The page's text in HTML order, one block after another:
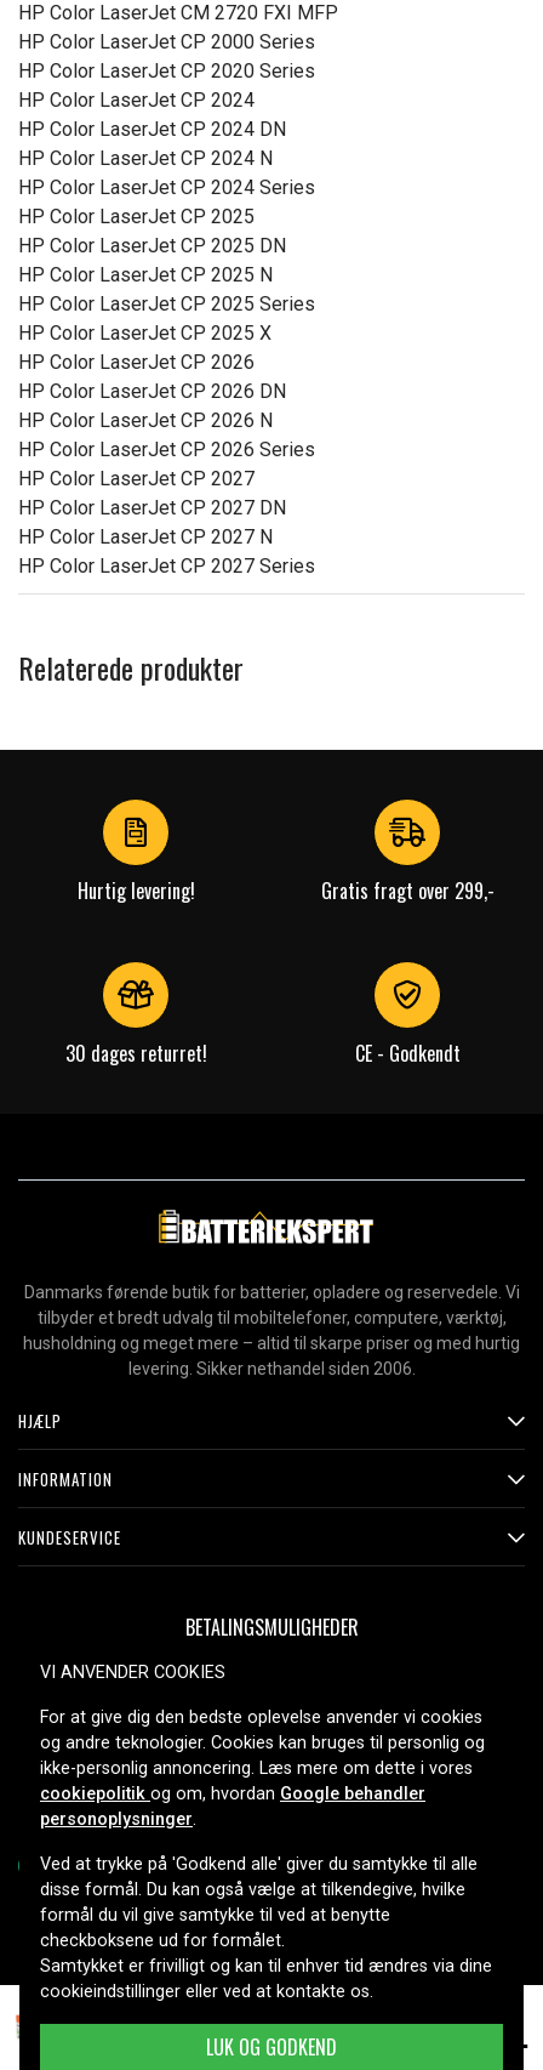
HP Color LaserJet CM 2720 FXI MFP
HP Color LaserJet CP 2000 Series
HP Color LaserJet CP 2020 Series
HP Color LaserJet CP 2024
HP Color LaserJet CP 2024 DN
HP Color LaserJet CP 2024 N
HP Color LaserJet CP 2024 Series
HP Color LaserJet CP 2025
HP Color LaserJet CP 2025 DN
HP Color LaserJet CP 2025 N
HP Color LaserJet CP 2025 Series
HP Color LaserJet CP 2025 X
HP Color LaserJet CP 2026
HP Color LaserJet CP 2026 DN
HP Color LaserJet CP 2026 N
HP Color LaserJet CP 2026 Series
HP Color LaserJet CP 2027
HP Color LaserJet CP 2027 DN
HP Color LaserJet CP 2027 N
HP Color LaserJet CP 2027 Series
Relaterede produkter
HP 304A Lasertoner multipakke CC530-3, 4-pak 2.449 kr.
Hurtig levering! Gratis fragt over 299,-
30 dages returret! CE - Godkendt
Danmarks førende butik for batterier, opladere og reservedele. Vi
tilbyder et bredt udvalg til mobiltelefoner, computere, værktøj,
husholdning og meget mere – altid til skarpe priser og med hurtig
levering. Sikker nethandel siden 2006.
HJÆLP
INFORMATION
KUNDESERVICE
BETALINGSMULIGHEDER
LEVERINGSMULIGHEDER
Copyright © 2026, Spares Nordic AB
VI ANVENDER COOKIES
For at give dig den bedste oplevelse anvender vi cookies
og andre teknologier. Cookies kan bruges til personlig og
ikke-personlig annoncering. Læs mere om dette i vores
cookiepolitik og om, hvordan Google behandler
personoplysninger.
Ved at trykke på 'Godkend alle' giver du samtykke til alle
disse formål. Du kan også vælge at tilkendegive, hvilke
formål du vil give samtykke til ved at benytte
checkboksene ud for formålet.
Samtykket er frivilligt og kan til enhver tid ændres via dine
cookieindstillinger eller ved at kontakte os.
LUK OG GODKEND